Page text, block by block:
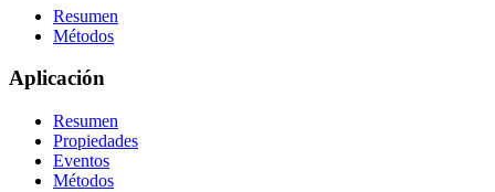
Resumen
Métodos
Aplicación
Resumen
Propiedades
Eventos
Métodos